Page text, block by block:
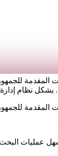
عمليات